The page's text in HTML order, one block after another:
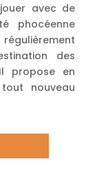
avec de
phocéenne
des
propose en
nouveau